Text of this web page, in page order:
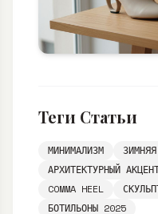
Теги Статьи
МИНИМАЛИЗМ
АРХИТЕКТУРНЫЙ
COMMA HEEL
БОТИЛЬОНЫ 2025